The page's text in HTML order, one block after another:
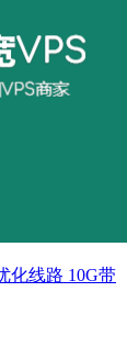
化线路 10G带